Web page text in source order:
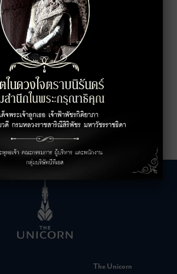
cm@th.knightfrank.com
ส่วนร้านค้า
02 483 2908
jpmgr@theunicornbangkok.com
The Unicorn